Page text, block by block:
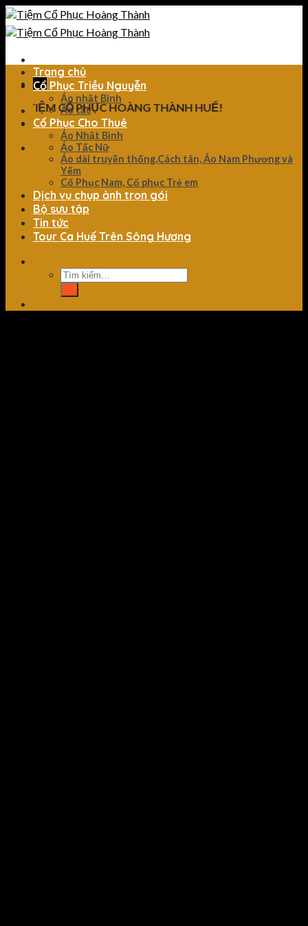
Skip
to
content
CỔ PHỤC HOÀNG THÀNH HUẾ!
Trang chủ
Cổ Phục Triều Nguyễn
Áo nhật Bình
Áo tấc
Cổ Phục Cho Thuê
Áo Nhật Bình
Áo Tấc Nữ
Áo dài truyền thống,Cách tân, Áo Nam Phương và
Yếm
Cổ Phục Nam, Cổ phục Trẻ em
Dịch vụ chụp ảnh trọn gói
Bộ sưu tập
Tin tức
Tour Ca Huế Trên Sông Hương
Tìm
kiếm: